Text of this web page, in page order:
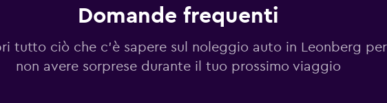
Guarda i prezzi
Domande frequenti
tutto ciò che c'è sapere sul noleggio auto in Leonberg per
non avere sorprese durante il tuo prossimo viaggio